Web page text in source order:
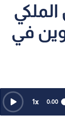
في
0:00
1x